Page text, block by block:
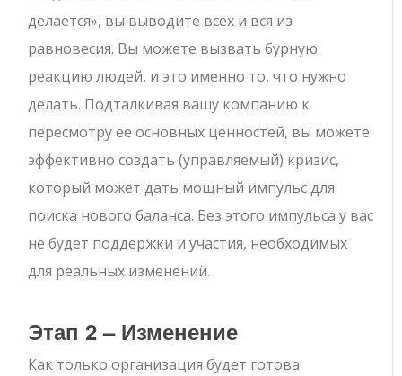
делается», вы выводите всех и вся из
равновесия. Вы можете вызвать бурную
реакцию людей, и это именно то, что нужно
делать. Подталкивая вашу компанию к
пересмотру ее основных ценностей, вы можете
эффективно создать (управляемый) кризис,
который может дать мощный импульс для
поиска нового баланса. Без этого импульса у вас
не будет поддержки и участия, необходимых
для реальных изменений.
Этап 2 – Изменение
Как только организация будет готова